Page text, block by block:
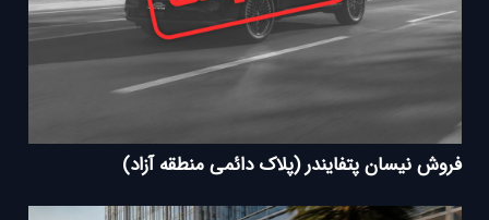
فروش نیسان پتفایندر (پلاک دائمی منطقه آزاد)